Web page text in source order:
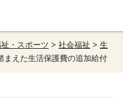
・スポーツ > 社会福祉 > 生
まえた生活保護費の追加給付